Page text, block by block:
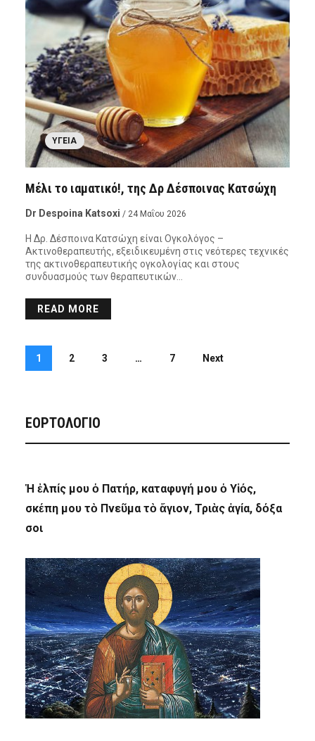
ΥΓΕΊΑ
Μέλι το ιαματικό!, της Δρ Δέσποινας Κατσώχη
Dr Despoina Katsoxi / 24 Μαΐου 2026
Η Δρ. Δέσποινα Κατσώχη είναι Ογκολόγος –
Ακτινοθεραπευτής, εξειδικευμένη στις νεότερες τεχνικές
της ακτινοθεραπευτικής ογκολογίας και στους
συνδυασμούς των θεραπευτικών…
READ MORE
1 2 3 … 7 Next
ΕΟΡΤΟΛΟΓΙΟ
Ἡ ἐλπίς μου ὁ Πατήρ, καταφυγή μου ὁ Υἱός,
σκέπη μου τὸ Πνεῦμα τὸ ἅγιον, Τριὰς ἁγία, δόξα
σοι